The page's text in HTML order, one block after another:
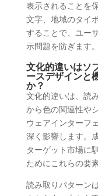
表示されることを
文字、地域のタイ
することで、ユー
示問題を防ぎます。
文化的違いはソ
ースデザインと
か？
文化的違いは、読
から色の関連性や
ウェアインターフ
深く影響します。
ターゲット市場に
ためにこれらの要
読み取りパターン